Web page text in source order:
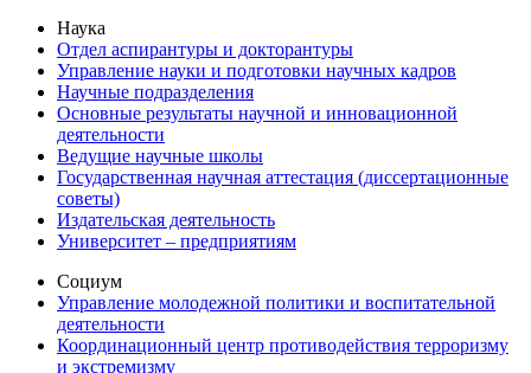
Наука
Отдел аспирантуры и докторантуры
Управление науки и подготовки научных кадров
Научные подразделения
Основные результаты научной и инновационной
деятельности
Ведущие научные школы
Государственная научная аттестация (диссертационные
советы)
Издательская деятельность
Университет – предприятиям
Социум
Управление молодежной политики и воспитательной
деятельности
Координационный центр противодействия терроризму
и экстремизму